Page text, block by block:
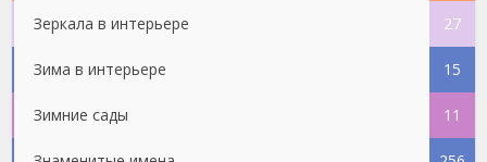
Зеркала в интерьере 27
Зима в интерьере 15
Зимние сады 11